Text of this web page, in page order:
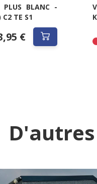
PLUS BLANC -
C2 TE S1
€